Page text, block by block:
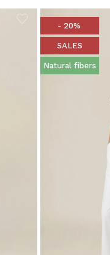
- 20%
SALES
Natural fibers